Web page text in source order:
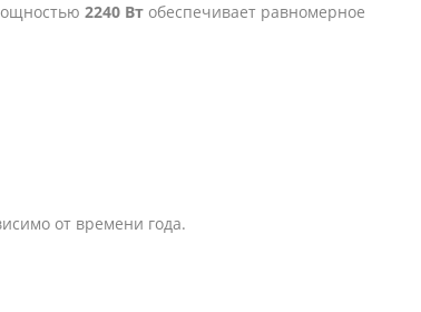
2240 Вт обеспечивает равномерное
от времени года.